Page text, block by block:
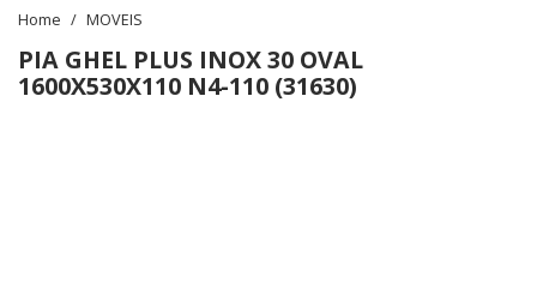
home MOVEIS
PIA GHEL PLUS INOX 30 OVAL
1600X530X110 N4-110 (31630)